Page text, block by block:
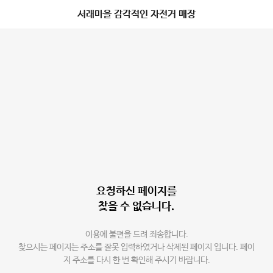
서래마을 감각적인 자전거 매장
요청하신 페이지를
찾을 수 없습니다.
이용에 불편을 드려 죄송합니다.
찾으시는 페이지는 주소를 잘못 입력하였거나 삭제된 페이지 입니다. 페이
지 주소를 다시 한 번 확인해 주시기 바랍니다.